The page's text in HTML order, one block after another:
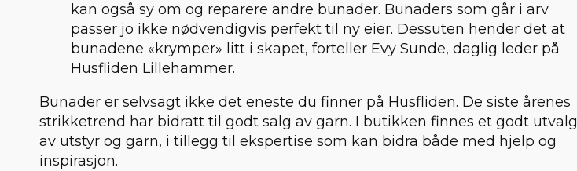
kan også sy om og reparere andre bunader. Bunaders som går i arv
passer jo ikke nødvendigvis perfekt til ny eier. Dessuten hender det at
bunadene «krymper» litt i skapet, forteller Evy Sunde, daglig leder på
Husfliden Lillehammer.
Bunader er selvsagt ikke det eneste du finner på Husfliden. De siste årenes
strikketrend har bidratt til godt salg av garn. I butikken finnes et godt utvalg
av utstyr og garn, i tillegg til ekspertise som kan bidra både med hjelp og
inspirasjon.